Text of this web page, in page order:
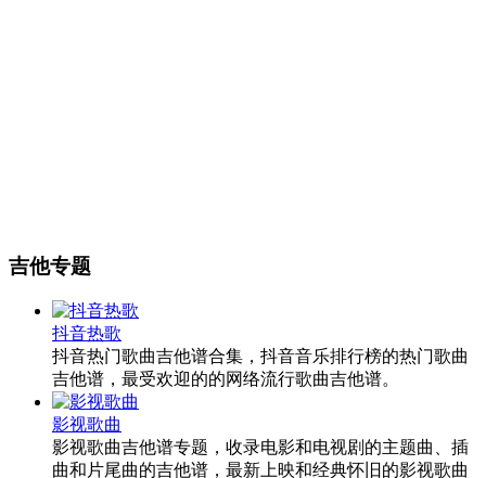
吉他专题
抖音热歌
抖音热门歌曲吉他谱合集，抖音音乐排行榜的热门歌曲
吉他谱，最受欢迎的的网络流行歌曲吉他谱。
影视歌曲
影视歌曲吉他谱专题，收录电影和电视剧的主题曲、插
曲和片尾曲的吉他谱，最新上映和经典怀旧的影视歌曲